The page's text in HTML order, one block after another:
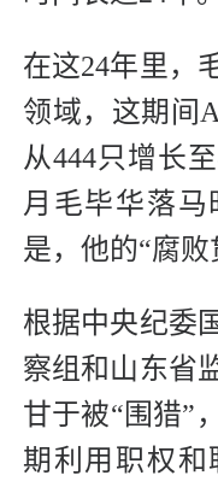
在这24年里，
领域，这期间
从444只增长
月毛毕华落
是，他的“腐败
根据中央纪委
察组和山东省
甘于被“围猎”
期利用职权和